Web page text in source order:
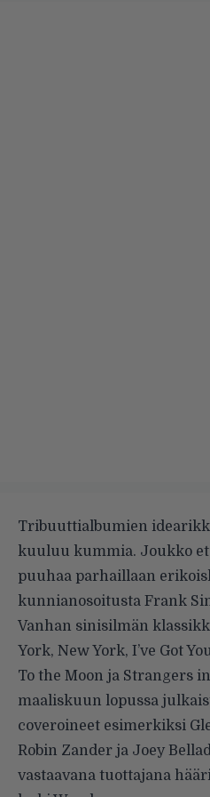
Tribuuttialbumien
kuuluu kummia. Joukko
puuhaa parhaillaan
kunnianosoitusta Frank
Vanhan sinisilmän
York, New York, I’ve Got
To the Moon ja Strangers
maaliskuun lopussa
coveroineet esimerkiksi
Robin Zander ja Joey
vastaavana tuottajana